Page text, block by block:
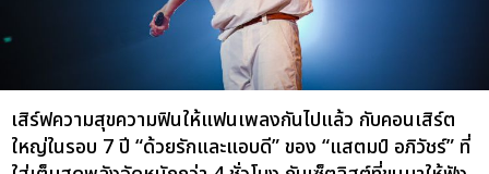
เสิร์ฟความสุขความฟินให้แฟนเพลงกันไปแล้ว กับคอนเสิร์ต
ใหญ่ในรอบ 7 ปี “ด้วยรักและแอบดี” ของ “แสตมป์ อภิวัชร์” ที่